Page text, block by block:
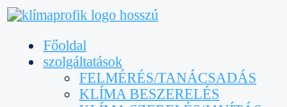
Főoldal
szolgáltatások
FELMÉRÉS/TANÁCSADÁS
KLÍMA BESZERELÉS